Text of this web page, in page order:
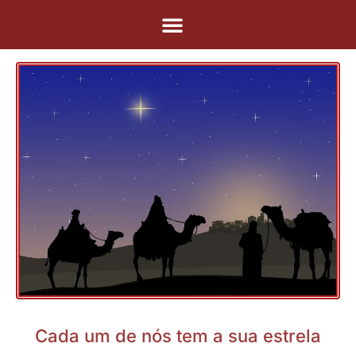
para
conteúdo
Cada um de nós tem a sua estrela